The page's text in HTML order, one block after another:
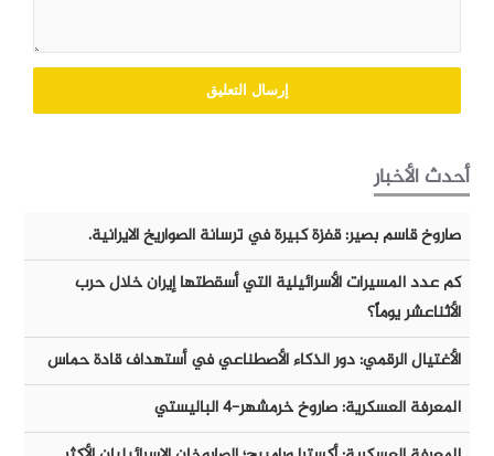
أحدث الأخبار
صاروخ قاسم بصير: قفزة كبيرة في ترسانة الصواريخ الايرانية.
كم عدد المسيرات الأسرائيلية التي أسقطتها إيران خلال حرب
الأثناعشر يوماً؟
الأغتيال الرقمي: دور الذكاء الأصطناعي في أستهداف قادة حماس
المعرفة العسكرية: صاروخ خرمشهر-٤ الباليستي